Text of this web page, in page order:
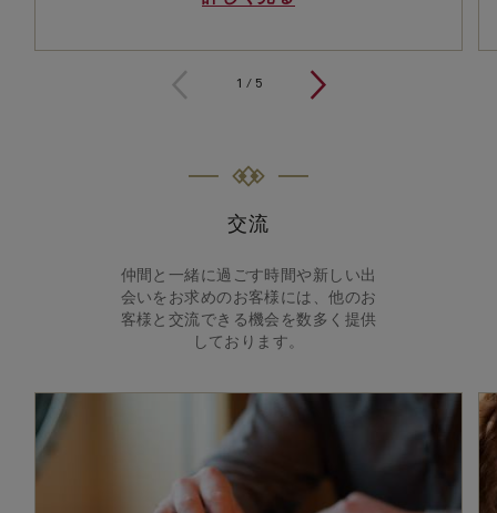
1 / 5
1 / 5
交流
仲間と一緒に過ごす時間や新しい出
会いをお求めのお客様には、他のお
客様と交流できる機会を数多く提供
しております。